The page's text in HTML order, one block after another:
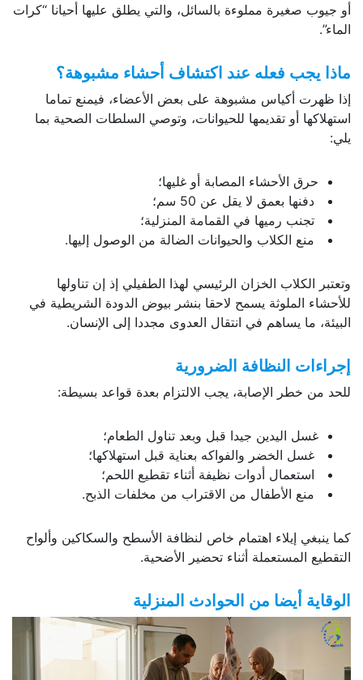
أو جيوب صغيرة مملوءة بالسائل، والتي يطلق عليها أحيانا “كرات
الماء”.
ماذا يجب فعله عند اكتشاف أحشاء مشبوهة؟
إذا ظهرت أكياس مشبوهة على بعض الأعضاء، فيمنع تماما
استهلاكها أو تقديمها للحيوانات، وتوصي السلطات الصحية بما
يلي:
حرق الأحشاء المصابة أو غليها؛
دفنها بعمق لا يقل عن 50 سم؛
تجنب رميها في القمامة المنزلية؛
منع الكلاب والحيوانات الضالة من الوصول إليها.
وتعتبر الكلاب الخزان الرئيسي لهذا الطفيلي إذ إن تناولها
للأحشاء الملوثة يسمح لاحقا بنشر بيوض الدودة الشريطية في
البيئة، ما يساهم في انتقال العدوى مجددا إلى الإنسان.
إجراءات النظافة الضرورية
للحد من خطر الإصابة، يجب الالتزام بعدة قواعد بسيطة:
غسل اليدين جيدا قبل وبعد تناول الطعام؛
غسل الخضر والفواكه بعناية قبل استهلاكها؛
استعمال أدوات نظيفة أثناء تقطيع اللحم؛
منع الأطفال من الاقتراب من مخلفات الذبح.
كما ينبغي إيلاء اهتمام خاص لنظافة الأسطح والسكاكين وألواح
التقطيع المستعملة أثناء تحضير الأضحية.
الوقاية أيضا من الحوادث المنزلية